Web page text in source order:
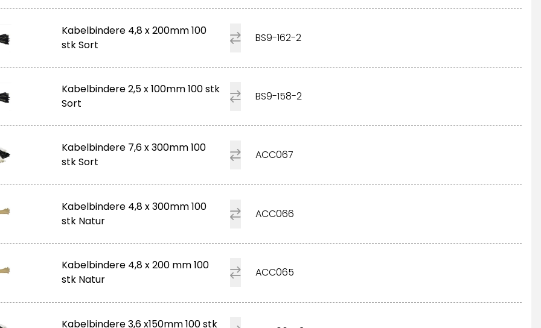
Kabelbindere 4,8 x 200mm 100
stk Sort
BS9-162-2
Kabelbindere 2,5 x 100mm 100 stk
Sort
BS9-158-2
Kabelbindere 7,6 x 300mm 100
stk Sort
ACC067
Kabelbindere 4,8 x 300mm 100
stk Natur
ACC066
Kabelbindere 4,8 x 200 mm 100
stk Natur
ACC065
Kabelbindere 3,6 x150mm 100 stk